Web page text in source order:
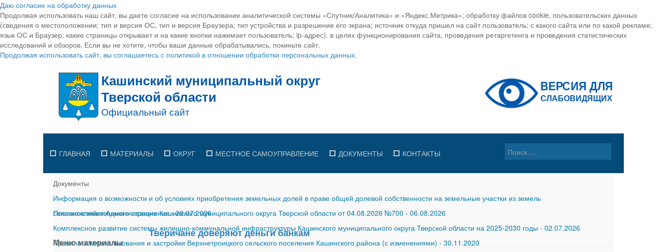
Даю согласие на обработку данных
Продолжая использовать наш сайт, вы даете согласие на использование аналитической системы «Спутник/Аналитика» и «Яндекс.Метрика»; обработку файлов cookie, пользовательских данных
(сведения о местоположении; тип и версия ОС, тип и версия Браузера; тип устройства и разрешение его экрана; источник откуда пришел на сайт пользователь; с какого сайта или по какой рекламе;
язык ОС и Браузер; какие страницы открывает и на какие кнопки нажимает пользователь; ip-адрес). в целях функционирования сайта, проведения ретаргетинга и проведения статистических
исследований и обзоров. Если вы не хотите, чтобы ваши данные обрабатывались, покиньте сайт.
Продолжая использовать сайт, вы соглашаетесь с политикой в отношении обработки персональных данных.
ГЛАВНАЯ МАТЕРИАЛЫ ОКРУГ МЕСТНОЕ САМОУПРАВЛЕНИЕ ДОКУМЕНТЫ КОНТАКТЫ
Документы
Информация о возможности и об условиях приобретения земельных долей в праве общей долевой собственности на земельные участки из земель
сельскохозяйственного назначения-29.07.2026
Постановление Администрации Кашинского муниципального округа Тверской области от 04.08.2026 №700 - 06.08.2026
Комплексное развитие системы жилищно-коммунальной инфраструктуры Кашинского муниципального округа Тверской области на 2025-2030 годы - 02.07.2026
Правила землепользования и застройки Верхнетроицкого сельского поселения Кашинского района (с изменениями) - 30.11.2020
Меню материалы
Тверичане доверяют деньги банкам